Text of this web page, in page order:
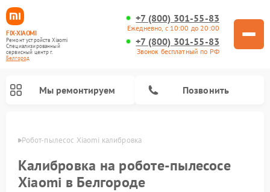
FIX-XIAOMI
Ремонт устройств Xiaomi
Специализированный
cервисный центр г.
Белгород
+7 (800) 301-55-83
Ежедневно, с 10:00 до 20:00
+7 (800) 301-55-83
Звонок бесплатный по РФ
Мы ремонтируем Позвонить
Робот-пылесос Xiaomi калибровка
Калибровка на роботе-пылесосе
Xiaomi в Белгороде